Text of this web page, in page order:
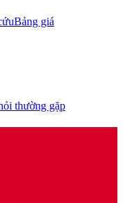
Bảng giá
thường gặp